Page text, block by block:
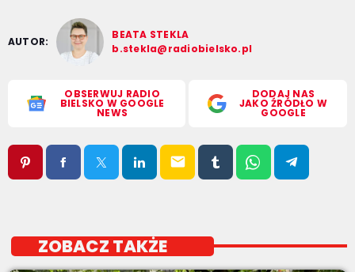
AUTOR:
BEATA STEKLA
b.stekla@radiobielsko.pl
OBSERWUJ RADIO
BIELSKO W GOOGLE
NEWS
DODAJ NAS
JAKO ŹRÓDŁO W
GOOGLE
email
ZOBACZ TAKŻE